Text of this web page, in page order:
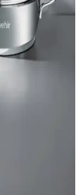
düzenleyerek şık,
cm
çelik